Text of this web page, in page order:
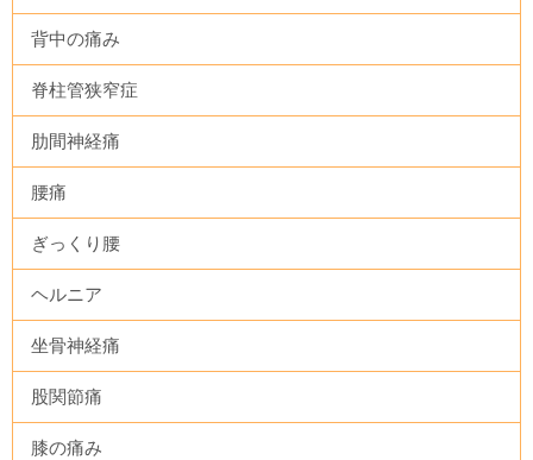
背中の痛み
脊柱管狭窄症
肋間神経痛
腰痛
ぎっくり腰
ヘルニア
坐骨神経痛
股関節痛
膝の痛み